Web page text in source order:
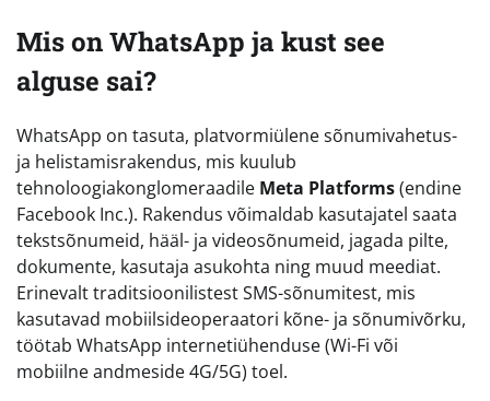
Mis on WhatsApp ja kust see
alguse sai?
WhatsApp on tasuta, platvormiülene sõnumivahetus-
ja helistamisrakendus, mis kuulub
tehnoloogiakonglomeraadile Meta Platforms(endine
Facebook Inc.). Rakendus võimaldab kasutajatel saata
tekstsõnumeid, hääl- ja videosõnumeid, jagada pilte,
dokumente, kasutaja asukohta ning muud meediat.
Erinevalt traditsioonilistest SMS-sõnumitest, mis
kasutavad mobiilsideoperaatori kõne- ja sõnumivõrku,
töötab WhatsApp internetiühenduse (Wi-Fi või
mobiilne andmeside 4G/5G) toel.